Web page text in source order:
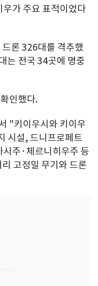
가 주요 표적이었다
론 326대를 격추했
는 전국 34곳에 명중
인했다.
"키이우시와 키이우
시설, 드니프로페트
주·체르니히우주 등
고정밀 무기와 드론